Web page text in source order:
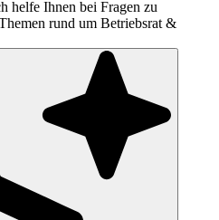
helfe Ihnen bei Fragen zu
rund um Betriebsrat &